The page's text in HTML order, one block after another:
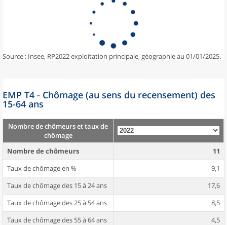
Source : Insee, RP2022 exploitation principale, géographie au 01/01/2025.
EMP T4 - Chômage (au sens du recensement) des
15-64 ans
Nombre de chômeurs et taux de
chômage
Nombre de chômeurs
11
Taux de chômage en %
9,1
Taux de chômage des 15 à 24 ans
17,6
Taux de chômage des 25 à 54 ans
8,5
Taux de chômage des 55 à 64 ans
4,5